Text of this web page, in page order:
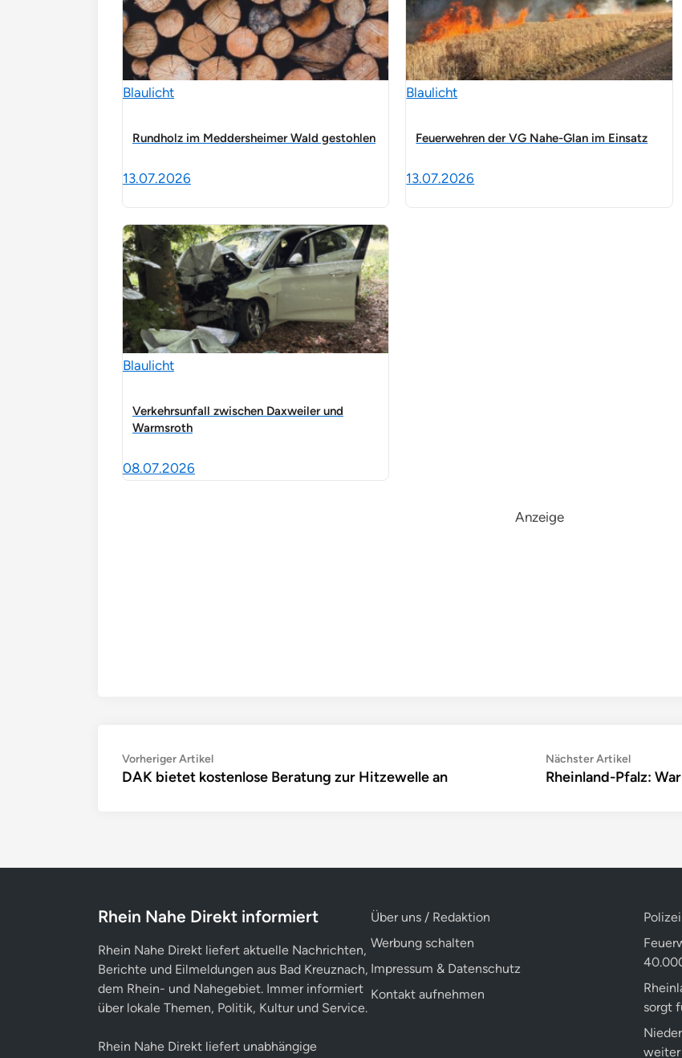
Blaulicht
Rundholz im Meddersheimer Wald gestohlen
13.07.2026
Blaulicht
Feuerwehren der VG Nahe-Glan im Einsatz
13.07.2026
Blaulicht
Verkehrsunfall zwischen Daxweiler und
Warmsroth
08.07.2026
Anzeige
Beitragsnavigation
Vorheriger ArtikelVorheriger
Artikel:
DAK bietet kostenlose Beratung zur Hitzewelle an
Nächster ArtikelNächster
Artikel:
Rheinland-Pfalz:
Rhein Nahe Direkt informiert
Rhein Nahe Direkt liefert aktuelle Nachrichten,
Berichte und Eilmeldungen aus Bad Kreuznach,
dem Rhein- und Nahegebiet. Immer informiert
über lokale Themen, Politik, Kultur und Service.
Rhein Nahe Direkt liefert unabhängige
Über uns / Redaktion
Werbung schalten
Impressum & Datenschutz
Kontakt aufnehmen
sorgt
weiter